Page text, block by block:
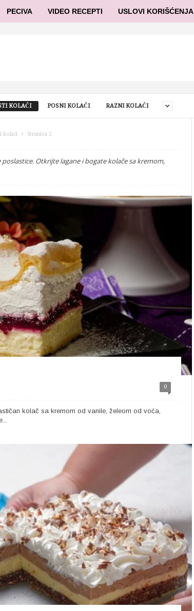
PECIVA VIDEO RECEPTI USLOVI KORIŠĆENJA
KOLAČI POSNI KOLAČI RAZNI KOLAČI
kolači Stranica 2
Otkrijte lagane i bogate kolače sa kremom,
0
kolač sa kremom od vanile, želeom od voća,